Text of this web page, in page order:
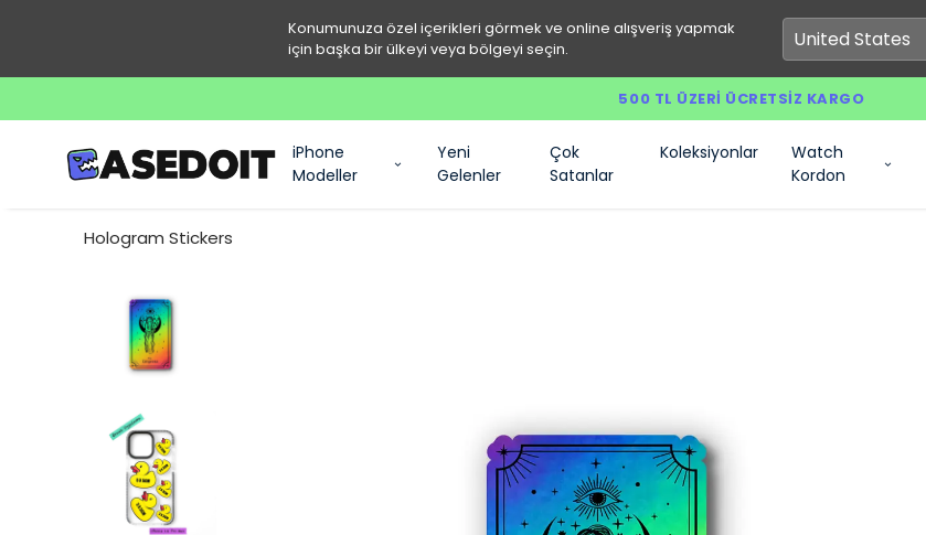
Konumunuza özel içerikleri görmek ve online alışveriş yapmak
için başka bir ülkeyi veya bölgeyi seçin.
500 TL ÜZERI ÜCRETSIZ KARGO
iPhone
Modeller
Yeni
Gelenler
Çok
Satanlar
Koleksiyonlar
Watch
Kordon
Hologram Stickers